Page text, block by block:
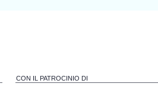
CON IL PATROCINIO DI